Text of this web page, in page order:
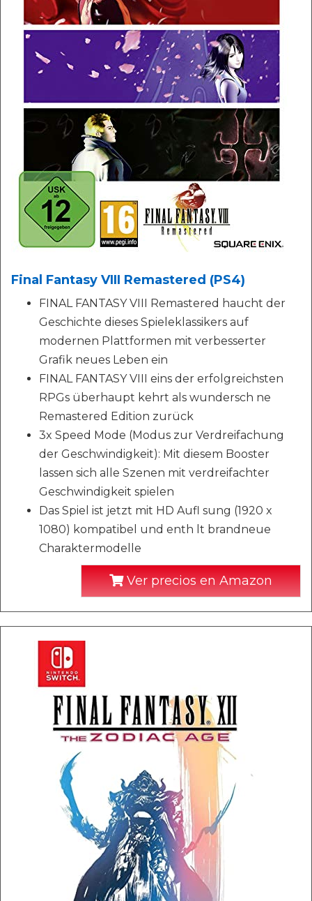
Final Fantasy VIII Remastered (PS4)
FINAL FANTASY VIII Remastered haucht der
Geschichte dieses Spieleklassikers auf
modernen Plattformen mit verbesserter
Grafik neues Leben ein
FINAL FANTASY VIII eins der erfolgreichsten
RPGs überhaupt kehrt als wundersch ne
Remastered Edition zurück
3x Speed Mode (Modus zur Verdreifachung
der Geschwindigkeit): Mit diesem Booster
lassen sich alle Szenen mit verdreifachter
Geschwindigkeit spielen
Das Spiel ist jetzt mit HD Aufl sung (1920 x
1080) kompatibel und enth lt brandneue
Charaktermodelle
Ver precios en Amazon